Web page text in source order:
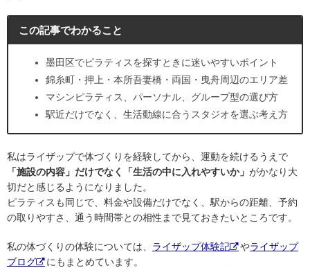
この記事でわかること
墨田区でピラティスを探すときに迷いやすいポイント
錦糸町・押上・本所吾妻橋・両国・曳舟周辺のエリア差
マシンピラティス、パーソナル、グループ型の選び方
駅近だけでなく、生活動線に合うスタジオを選ぶ考え方
私はライザップで体づくりを経験してから、運動を続けるうえで
「施設の内容」だけでなく「生活の中に入れやすいか」 がかなり大
切だと感じるようになりました。
ピラティスも同じで、料金や設備だけでなく、駅からの距離、予約
の取りやすさ、通う時間帯との相性まで見ておきたいところです。
私の体づくりの体験については、 ライザップ体験記 やライザップ
ブログ
にもまとめています。